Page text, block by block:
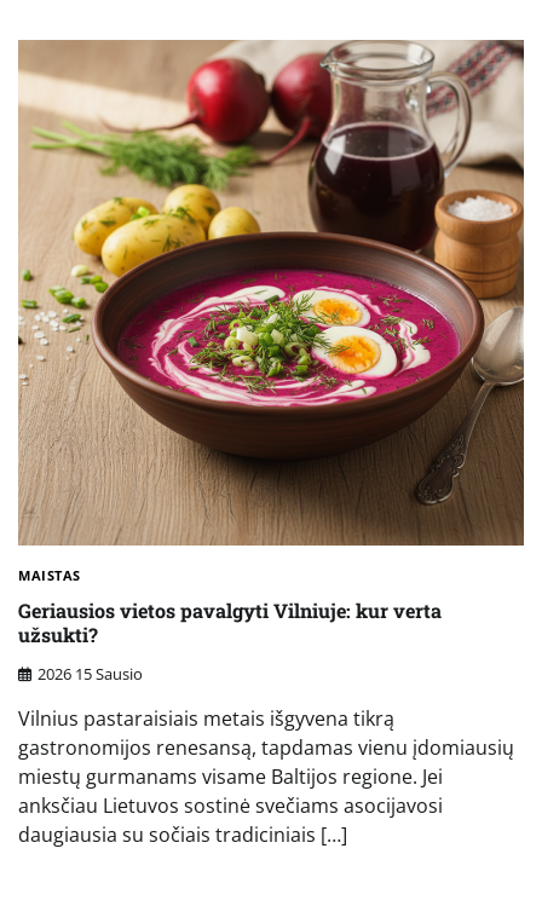
MAISTAS
Geriausios vietos pavalgyti Vilniuje: kur verta
užsukti?
2026 15 Sausio
Vilnius pastaraisiais metais išgyvena tikrą
gastronomijos renesansą, tapdamas vienu įdomiausių
miestų gurmanams visame Baltijos regione. Jei
anksčiau Lietuvos sostinė svečiams asocijavosi
daugiausia su sočiais tradiciniais […]